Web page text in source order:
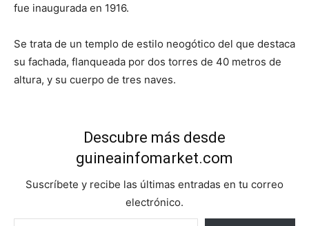
fue inaugurada en 1916.
Se trata de un templo de estilo neogótico del que destaca
su fachada, flanqueada por dos torres de 40 metros de
altura, y su cuerpo de tres naves.
Descubre más desde
guineainfomarket.com
Suscríbete y recibe las últimas entradas en tu correo
electrónico.
Escribe tu correo electrónico…